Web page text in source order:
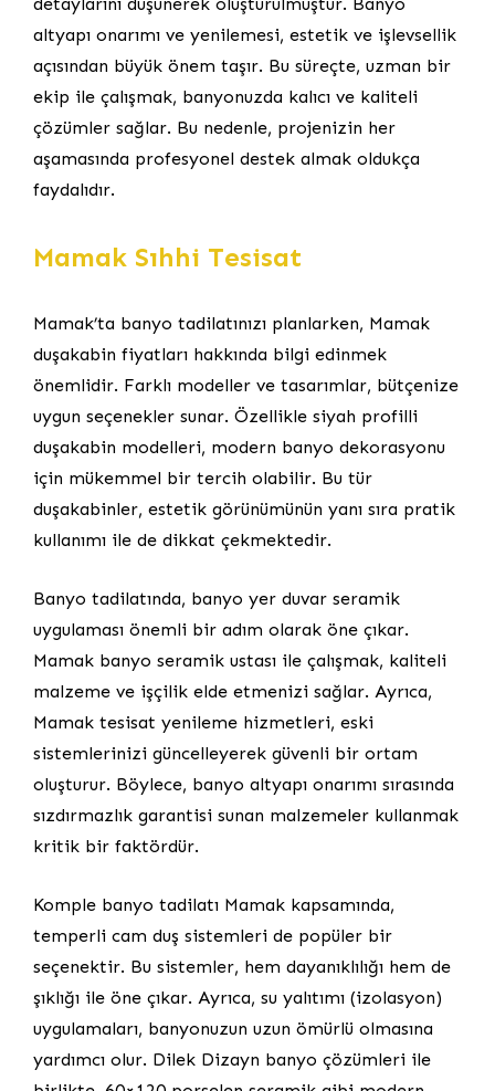
altyapı onarımı ve yenilemesi, estetik ve işlevsellik
açısından büyük önem taşır. Bu süreçte, uzman bir
ekip ile çalışmak, banyonuzda kalıcı ve kaliteli
çözümler sağlar. Bu nedenle, projenizin her
aşamasında profesyonel destek almak oldukça
faydalıdır.
Mamak Sıhhi Tesisat
Mamak’ta banyo tadilatınızı planlarken, Mamak
duşakabin fiyatları hakkında bilgi edinmek
önemlidir. Farklı modeller ve tasarımlar, bütçenize
uygun seçenekler sunar. Özellikle siyah profilli
duşakabin modelleri, modern banyo dekorasyonu
için mükemmel bir tercih olabilir. Bu tür
duşakabinler, estetik görünümünün yanı sıra pratik
kullanımı ile de dikkat çekmektedir.
Banyo tadilatında, banyo yer duvar seramik
uygulaması önemli bir adım olarak öne çıkar.
Mamak banyo seramik ustası ile çalışmak, kaliteli
malzeme ve işçilik elde etmenizi sağlar. Ayrıca,
Mamak tesisat yenileme hizmetleri, eski
sistemlerinizi güncelleyerek güvenli bir ortam
oluşturur. Böylece, banyo altyapı onarımı sırasında
sızdırmazlık garantisi sunan malzemeler kullanmak
kritik bir faktördür.
Komple banyo tadilatı Mamak kapsamında,
temperli cam duş sistemleri de popüler bir
seçenektir. Bu sistemler, hem dayanıklılığı hem de
şıklığı ile öne çıkar. Ayrıca, su yalıtımı (izolasyon)
uygulamaları, banyonuzun uzun ömürlü olmasına
yardımcı olur. Dilek Dizayn banyo çözümleri ile